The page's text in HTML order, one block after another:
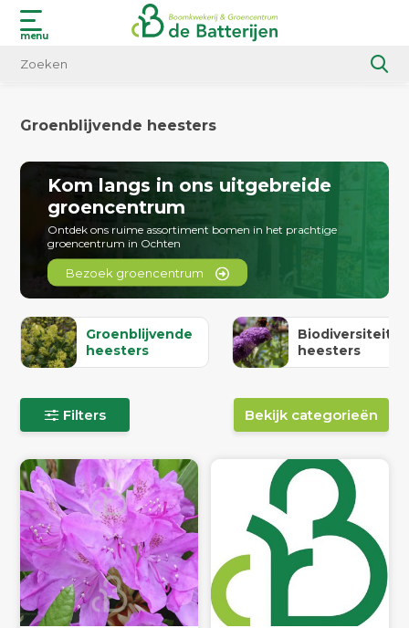
menu
Groenblijvende heesters
Kom langs in ons uitgebreide
groencentrum
Ontdek ons ruime assortiment bomen in het prachtige
groencentrum in Ochten
Bezoek groencentrum
Groenblijvende
heesters
Biodiversiteit
heesters
Filters Bekijk categorieën